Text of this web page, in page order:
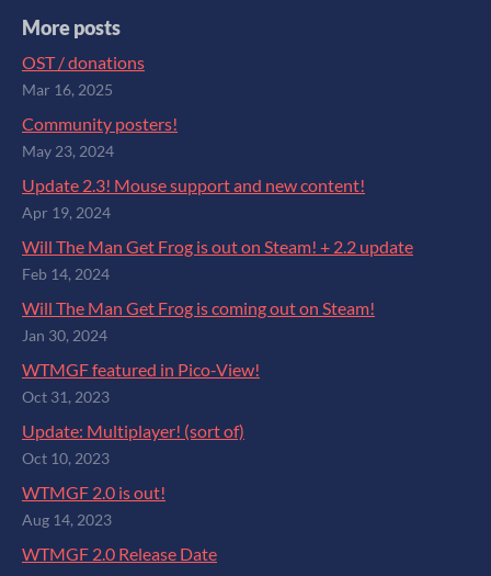
More posts
OST / donations
Mar 16, 2025
Community posters!
May 23, 2024
Update 2.3! Mouse support and new content!
Apr 19, 2024
Will The Man Get Frog is out on Steam! + 2.2 update
Feb 14, 2024
Will The Man Get Frog is coming out on Steam!
Jan 30, 2024
WTMGF featured in Pico-View!
Oct 31, 2023
Update: Multiplayer! (sort of)
Oct 10, 2023
WTMGF 2.0 is out!
Aug 14, 2023
WTMGF 2.0 Release Date